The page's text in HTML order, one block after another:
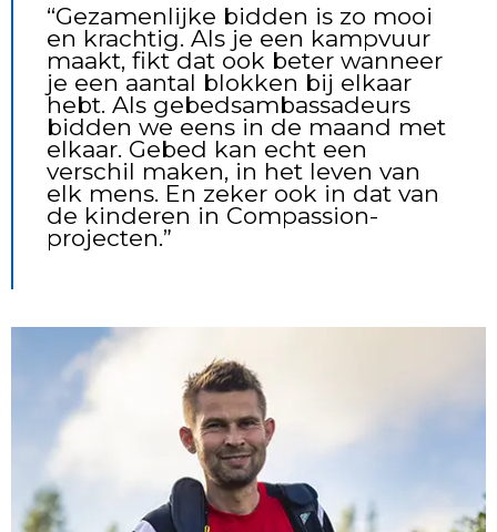
“Gezamenlijke bidden is zo mooi
en krachtig. Als je een kampvuur
maakt, fikt dat ook beter wanneer
je een aantal blokken bij elkaar
hebt. Als gebedsambassadeurs
bidden we eens in de maand met
elkaar. Gebed kan echt een
verschil maken, in het leven van
elk mens. En zeker ook in dat van
de kinderen in Compassion-
projecten.”